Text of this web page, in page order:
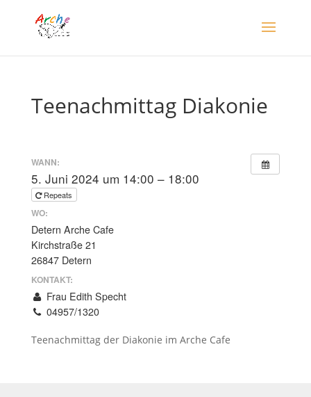
Teenachmittag Diakonie
WANN:
5. Juni 2024 um 14:00 – 18:00
Repeats
WO:
Detern Arche Cafe
Kirchstraße 21
26847 Detern
KONTAKT:
Frau Edith Specht
04957/1320
Teenachmittag der Diakonie im Arche Cafe